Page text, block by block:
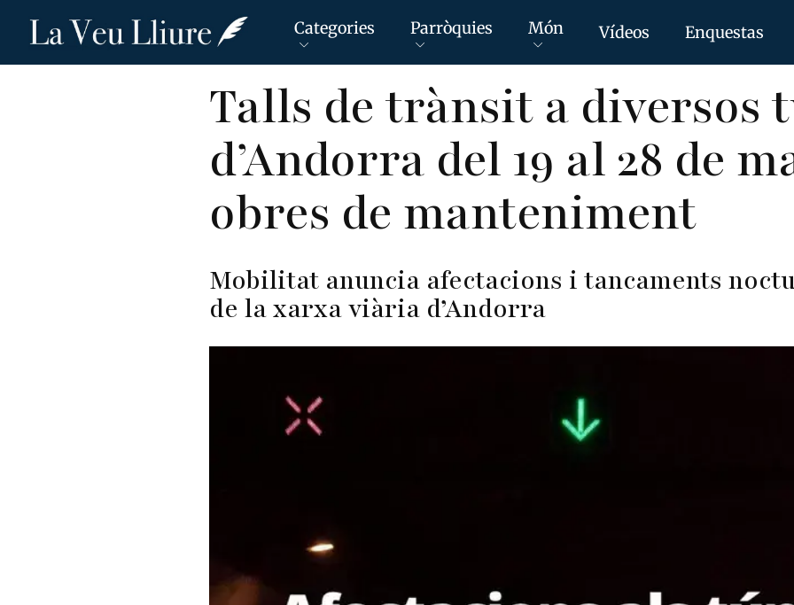
Vés
Categories Parròquies Món Vídeos Enquestas
Talls de trànsit a diversos
d’Andorra del 19 al 28 de
obres de manteniment
Mobilitat anuncia afectacions i tancaments
de la xarxa viària d’Andorra